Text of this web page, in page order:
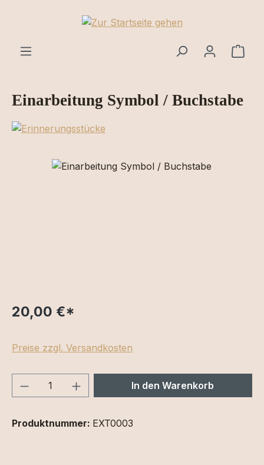
Zum Hauptinhalt springen
Einarbeitung Symbol / Buchstabe
Bildergalerie überspringen
20,00 €*
Preise zzgl. Versandkosten
Produkt Anzahl: Gib denIn den Warenkorb
Produktnummer: EXT0003